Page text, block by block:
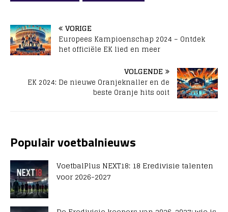
VORIGE
Europees Kampioenschap 2024 – Ontdek
het officiële EK lied en meer
VOLGENDE
EK 2024: De nieuwe Oranjeknaller en de
beste Oranje hits ooit
Populair voetbalnieuws
VoetbalPlus NEXT18: 18 Eredivisie talenten
voor 2026-2027